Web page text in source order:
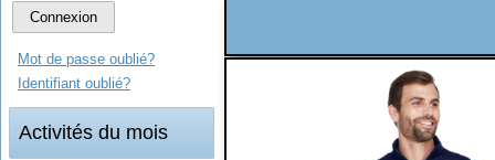
Connexion
Mot de passe oublié?
Identifiant oublié?
Activités du mois